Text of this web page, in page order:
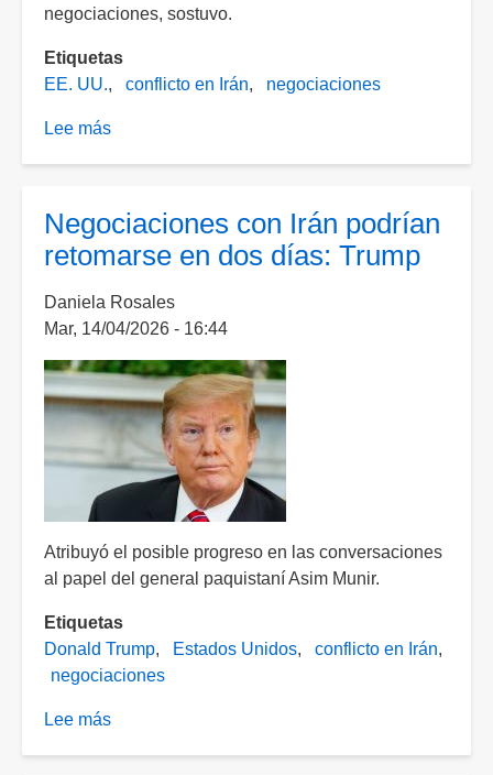
negociaciones, sostuvo.
Etiquetas
EE. UU.
conflicto en Irán negociaciones
Lee más
que
podría
entendimiento
con
Irán
este
domingo
Negociaciones con Irán podrían
retomarse en dos días: Trump
Daniela Rosales
Mar, 14/04/2026 - 16:44
Atribuyó el posible progreso en las conversaciones
al papel del general paquistaní Asim Munir.
Etiquetas
Donald Trump
Estados Unidos
conflicto en Irán
negociaciones
Lee más